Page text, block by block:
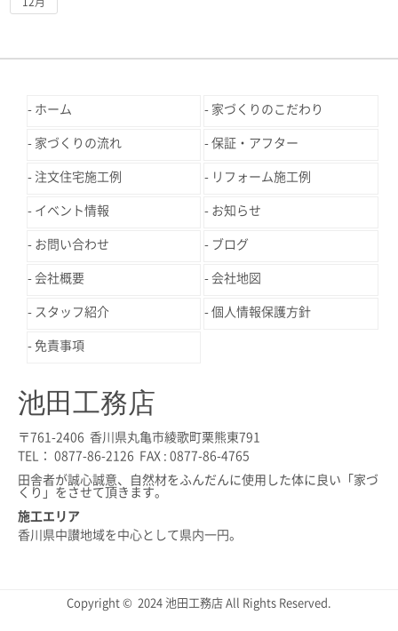
ホーム 家づくりのこだわり
家づくりの流れ 保証・アフター
注文住宅施工例 リフォーム施工例
イベント情報 お知らせ
お問い合わせ ブログ
会社概要 会社地図
スタッフ紹介 個人情報保護方針
免責事項
池田工務店
〒761-2406 香川県丸亀市綾歌町栗熊東791
TEL： 0877-86-2126 FAX : 0877-86-4765
田舎者が誠心誠意、自然材をふんだんに使用した体に良い「家づ
くり」をさせて頂きます。
施工エリア
香川県中讃地域を中心として県内一円。
Copyright © 2024 池田工務店 All Rights Reserved.